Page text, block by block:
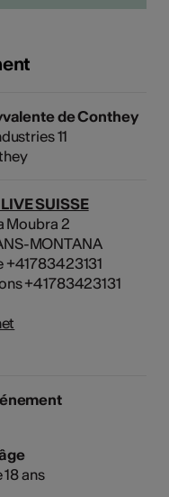
de Conthey
11
SUISSE
Moubra 2
MONTANA
+41783423131
+41783423131
ans